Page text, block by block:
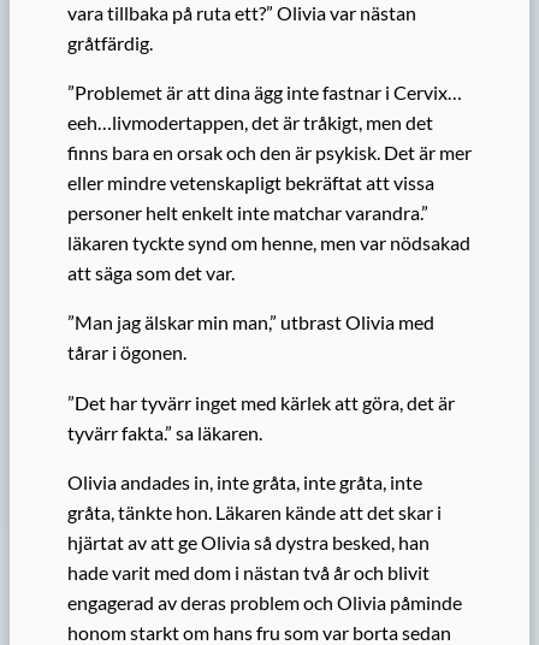
vara tillbaka på ruta ett?” Olivia var nästan
gråtfärdig.
”Problemet är att dina ägg inte fastnar i Cervix…
eeh…livmodertappen, det är tråkigt, men det
finns bara en orsak och den är psykisk. Det är mer
eller mindre vetenskapligt bekräftat att vissa
personer helt enkelt inte matchar varandra.”
läkaren tyckte synd om henne, men var nödsakad
att säga som det var.
”Man jag älskar min man,” utbrast Olivia med
tårar i ögonen.
”Det har tyvärr inget med kärlek att göra, det är
tyvärr fakta.” sa läkaren.
Olivia andades in, inte gråta, inte gråta, inte
gråta, tänkte hon. Läkaren kände att det skar i
hjärtat av att ge Olivia så dystra besked, han
hade varit med dom i nästan två år och blivit
engagerad av deras problem och Olivia påminde
honom starkt om hans fru som var borta sedan